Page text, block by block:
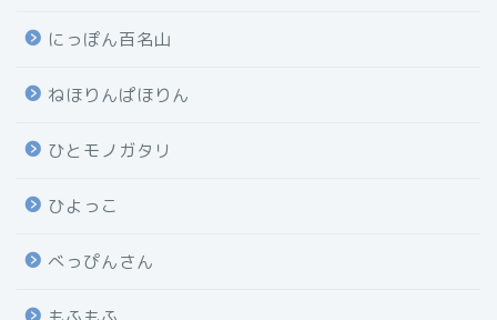
にっぽん百名山
ねほりんぱほりん
ひとモノガタリ
ひよっこ
べっぴんさん